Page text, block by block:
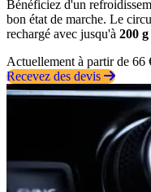
Bénéficiez d'un
bon état de marche. Le
rechargé avec jusqu'à 200 g
Actuellement à partir de 66
Recevez des devis